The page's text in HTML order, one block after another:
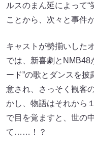
ルスのまん延によって“
ことから、次々と事件
キャストが勢揃いした
では、新喜劇とNMB48
ード”の歌とダンスを
意され、さっそく観客
かし、物語はそれから
で目を覚ますと、世の
て……！？